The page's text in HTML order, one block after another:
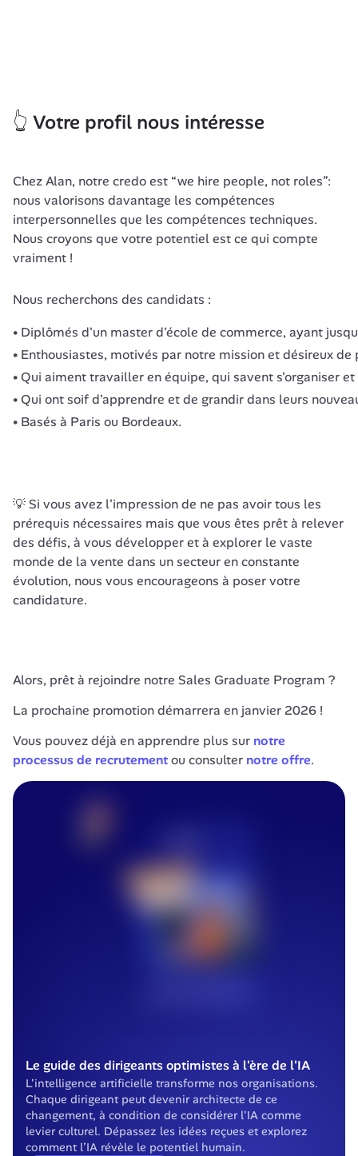
👆 Votre profil nous intéresse
Chez Alan, notre credo est “we hire people, not roles”:
nous valorisons davantage les compétences
interpersonnelles que les compétences techniques.
Nous croyons que votre potentiel est ce qui compte
vraiment !
Nous recherchons des candidats :
Diplômés d'un master d'école de commerce, ayant
Enthousiastes, motivés par notre mission et désireux
Qui aiment travailler en équipe, qui savent s'organiser
Qui ont soif d'apprendre et de grandir dans leurs
Basés à Paris ou Bordeaux.
💡 Si vous avez l'impression de ne pas avoir tous les
prérequis nécessaires mais que vous êtes prêt à relever
des défis, à vous développer et à explorer le vaste
monde de la vente dans un secteur en constante
évolution, nous vous encourageons à poser votre
candidature.
Alors, prêt à rejoindre notre Sales Graduate Program ?
La prochaine promotion démarrera en janvier 2026 !
Vous pouvez déjà en apprendre plus sur notre
processus de recrutement ou consulter notre offre.
Le guide des dirigeants optimistes à l'ère de l'IA
L'intelligence artificielle transforme nos organisations.
Chaque dirigeant peut devenir architecte de ce
changement, à condition de considérer l'IA comme
levier culturel. Dépassez les idées reçues et explorez
comment l’IA révèle le potentiel humain.